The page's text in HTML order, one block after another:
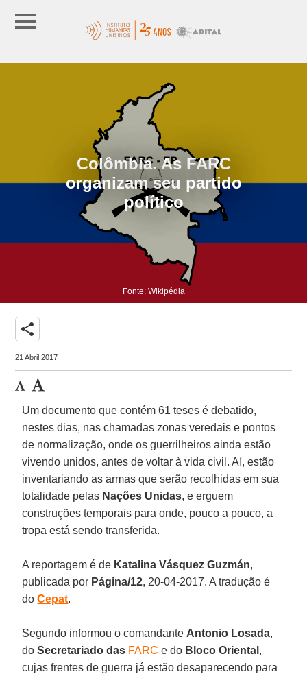
Colômbia. As FARC
organizam seu partido
político
Fonte: Wikipédia
share
21 Abril 2017
Um documento que contém 61 teses é debatido,
nestes dias, nas chamadas zonas veredais e pontos
de normalização, onde os guerrilheiros ainda estão
vivendo unidos, antes de voltar à vida civil. Aí, estão
inventariando as armas que serão recolhidas em sua
totalidade pelas Nações Unidas, e erguem
construções temporais para onde, pouco a pouco, a
tropa está sendo transferida.
A reportagem é de Katalina Vásquez Guzmán,
publicada por Página/12, 20-04-2017. A tradução é
doCepat.
Segundo informou o comandante Antonio Losada,
doSecretariado das FARC e do Bloco Oriental ,
cujas frentes de guerra já estão desaparecendo para